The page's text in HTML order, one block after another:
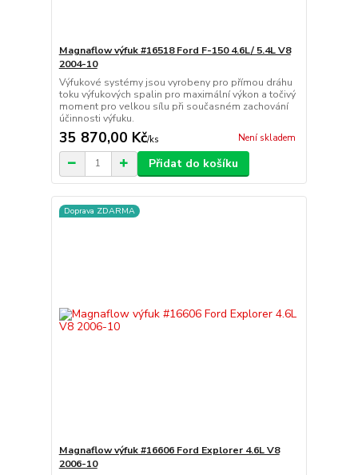
Magnaflow výfuk #16518 Ford F-150 4.6L/ 5.4L V8
2004-10
Výfukové systémy jsou vyrobeny pro přímou dráhu
toku výfukových spalin pro maximální výkon a točivý
moment pro velkou sílu při současném zachování
účinnosti výfuku.
35 870,00 Kč/ks Není skladem
Přidat do košíku
Doprava ZDARMA
Magnaflow výfuk #16606 Ford Explorer 4.6L V8
2006-10